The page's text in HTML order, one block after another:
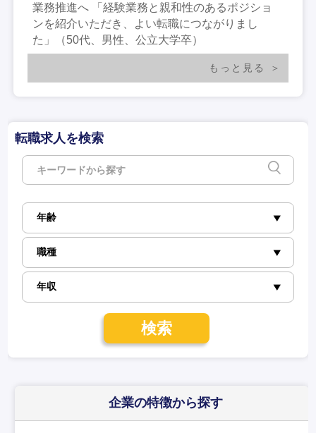
業務推進へ 「経験業務と親和性のあるポジショ
ンを紹介いただき、よい転職につながりまし
た」（50代、男性、公立大学卒）
もっと見る
転職求人を検索
検索
企業の特徴から探す